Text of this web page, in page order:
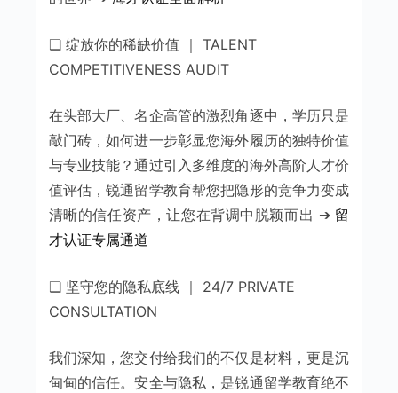
❑ 绽放你的稀缺价值 ｜ TALENT
COMPETITIVENESS AUDIT
在头部大厂、名企高管的激烈角逐中，学历只是
敲门砖，如何进一步彰显您海外履历的独特价值
与专业技能？通过引入多维度的海外高阶人才价
值评估，锐通留学教育帮您把隐形的竞争力变成
清晰的信任资产，让您在背调中脱颖而出 ➔ 留
才认证专属通道
❑ 坚守您的隐私底线 ｜ 24/7 PRIVATE
CONSULTATION
我们深知，您交付给我们的不仅是材料，更是沉
甸甸的信任。安全与隐私，是锐通留学教育绝不